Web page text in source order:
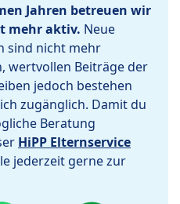
Jahren betreuen wir
mehr aktiv. Neue
sind nicht mehr
wertvollen Beiträge der
jedoch bestehen
zugänglich. Damit du
Beratung
HiPP Elternservice
jederzeit gerne zur